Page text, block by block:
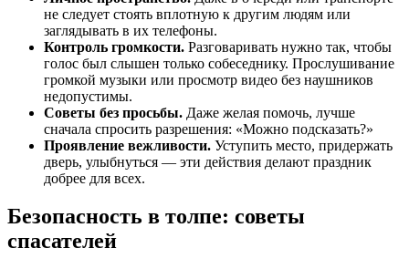
не следует стоять вплотную к другим людям или
заглядывать в их телефоны.
Контроль громкости. Разговаривать нужно так, чтобы
голос был слышен только собеседнику. Прослушивание
громкой музыки или просмотр видео без наушников
недопустимы.
Советы без просьбы. Даже желая помочь, лучше
сначала спросить разрешения: «Можно подсказать?»
Проявление вежливости. Уступить место, придержать
дверь, улыбнуться — эти действия делают праздник
добрее для всех.
Безопасность в толпе: советы
спасателей